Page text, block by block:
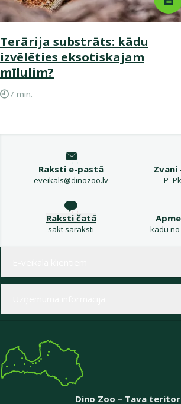
Terārija substrāts: kādu
izvēlēties eksotiskajam
mīlulim?
7 min.
Raksti e-pastā
eveikals@dinozoo.lv
Zvani
Raksti čatā
sākt saraksti kādu
Dino Zoo – Tava